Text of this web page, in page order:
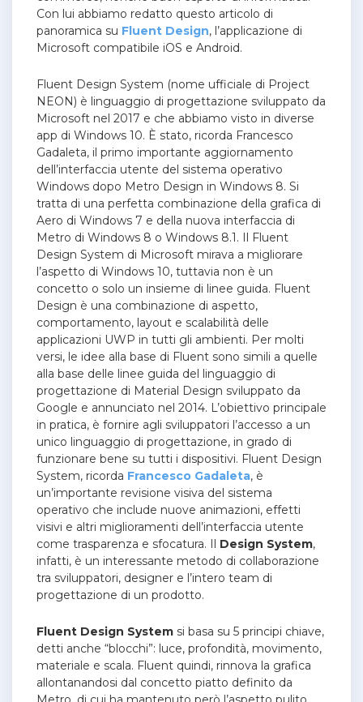
Con lui abbiamo redatto questo articolo di
panoramica su Fluent Design, l’applicazione di
Microsoft compatibile iOS e Android.
Fluent Design System (nome ufficiale di Project
NEON) è linguaggio di progettazione sviluppato da
Microsoft nel 2017 e che abbiamo visto in diverse
app di Windows 10. È stato, ricorda Francesco
Gadaleta, il primo importante aggiornamento
dell’interfaccia utente del sistema operativo
Windows dopo Metro Design in Windows 8. Si
tratta di una perfetta combinazione della grafica di
Aero di Windows 7 e della nuova interfaccia di
Metro di Windows 8 o Windows 8.1. Il Fluent
Design System di Microsoft mirava a migliorare
l’aspetto di Windows 10, tuttavia non è un
concetto o solo un insieme di linee guida. Fluent
Design è una combinazione di aspetto,
comportamento, layout e scalabilità delle
applicazioni UWP in tutti gli ambienti. Per molti
versi, le idee alla base di Fluent sono simili a quelle
alla base delle linee guida del linguaggio di
progettazione di Material Design sviluppato da
Google e annunciato nel 2014. L’obiettivo principale
in pratica, è fornire agli sviluppatori l’accesso a un
unico linguaggio di progettazione, in grado di
funzionare bene su tutti i dispositivi. Fluent Design
System, ricorda Francesco Gadaleta, è
un’importante revisione visiva del sistema
operativo che include nuove animazioni, effetti
visivi e altri miglioramenti dell’interfaccia utente
come trasparenza e sfocatura. Il Design System,
infatti, è un interessante metodo di collaborazione
tra sviluppatori, designer e l’intero team di
progettazione di un prodotto.
Fluent Design System si basa su 5 principi chiave,
detti anche “blocchi”: luce, profondità, movimento,
materiale e scala. Fluent quindi, rinnova la grafica
allontanandosi dal concetto piatto definito da